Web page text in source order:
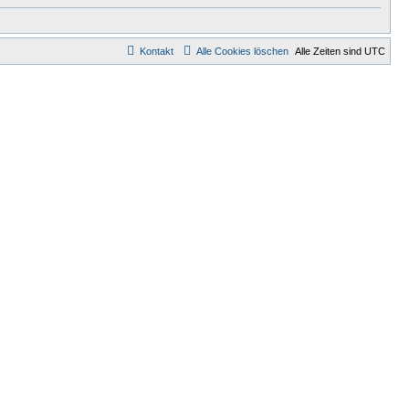
Alle Zeiten sind UTC
Alle Cookies löschen
Kontakt